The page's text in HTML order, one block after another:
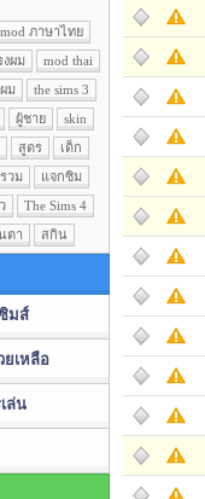
mod ภาษาไทย
งผม
mod thai
ผม
the sims 3
ผู้ชาย
skin
สูตร
เด็ก
รวม
แจกซิม
The Sims 4
ตา สกิน
มส์
เหลือ
ล่น